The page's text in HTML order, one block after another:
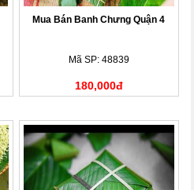
Mua Bán Banh Chưng Quận 4
Mã SP: 48839
180,000đ